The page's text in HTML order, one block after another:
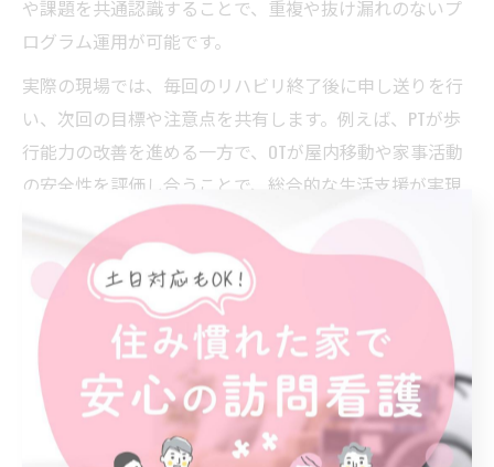
や課題を共通認識することで、重複や抜け漏れのないプ
ログラム運用が可能です。
実際の現場では、毎回のリハビリ終了後に申し送りを行
い、次回の目標や注意点を共有します。例えば、PTが歩
行能力の改善を進める一方で、OTが屋内移動や家事活動
の安全性を評価し合うことで、総合的な生活支援が実現
連携不足が生じると、利用者のニーズに合わない訓練や
過剰な負担が生じるリスクがあります。特に訪問リハビ
リの現場では、限られた時間と訪問回数の中で最大の効
果を出すために、職種間の連携が不可欠です。
OTとPTが現場で直面する課題を考察